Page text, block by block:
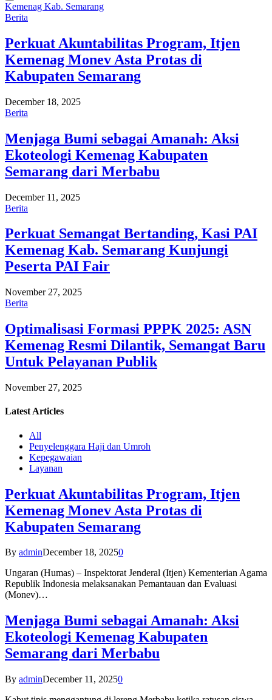
Kemenag Kab. Semarang
Berita
Perkuat Akuntabilitas Program, Itjen
Kemenag Monev Asta Protas di
Kabupaten Semarang
December 18, 2025
Berita
Menjaga Bumi sebagai Amanah: Aksi
Ekoteologi Kemenag Kabupaten
Semarang dari Merbabu
December 11, 2025
Berita
Perkuat Semangat Bertanding, Kasi PAI
Kemenag Kab. Semarang Kunjungi
Peserta PAI Fair
November 27, 2025
Berita
Optimalisasi Formasi PPPK 2025: ASN
Kemenag Resmi Dilantik, Semangat Baru
Untuk Pelayanan Publik
November 27, 2025
Latest Articles
All
Penyelenggara Haji dan Umroh
Kepegawaian
Layanan
Perkuat Akuntabilitas Program, Itjen
Kemenag Monev Asta Protas di
Kabupaten Semarang
By adminDecember 18, 20250
Ungaran (Humas) – Inspektorat Jenderal (Itjen) Kementerian Agama
Republik Indonesia melaksanakan Pemantauan dan Evaluasi
(Monev)…
Menjaga Bumi sebagai Amanah: Aksi
Ekoteologi Kemenag Kabupaten
Semarang dari Merbabu
By adminDecember 11, 20250